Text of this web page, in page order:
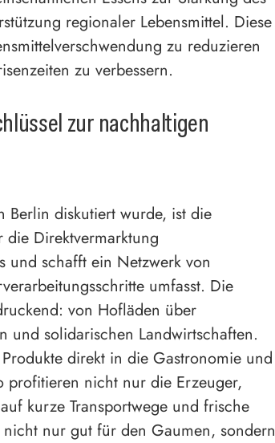
regionaler Lebensmittel. Diese
zu reduzieren
zu verbessern.
zur nachhaltigen
Berlin diskutiert wurde, ist die
die Direktvermarktung
und schafft ein Netzwerk von
umfasst. Die
von Hofläden über
und solidarischen Landwirtschaften.
direkt in die Gastronomie und
profitieren nicht nur die Erzeuger,
kurze Transportwege und frische
nur gut für den Gaumen, sondern